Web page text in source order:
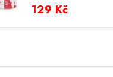
129 Kč